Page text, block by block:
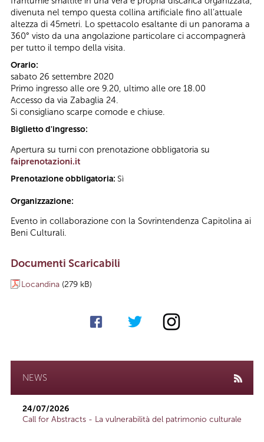
divenuta nel tempo questa collina artificiale fino all’attuale
altezza di 45metri. Lo spettacolo esaltante di un panorama a
360° visto da una angolazione particolare ci accompagnerà
per tutto il tempo della visita.
Orario:
sabato 26 settembre 2020
Primo ingresso alle ore 9.20, ultimo alle ore 18.00
Accesso da via Zabaglia 24.
Si consigliano scarpe comode e chiuse.
Biglietto d'ingresso:
Apertura su turni con prenotazione obbligatoria su
faiprenotazioni.it
Prenotazione obbligatoria: Sì
Organizzazione:
Evento in collaborazione con la Sovrintendenza Capitolina ai
Beni Culturali.
Documenti Scaricabili
Locandina (279 kB)
NEWS
24/07/2026
Call for Abstracts - La vulnerabilità del patrimonio culturale